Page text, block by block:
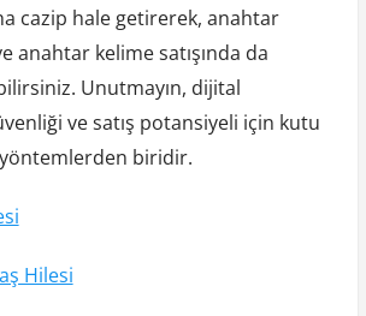
cazip hale getirerek, anahtar
anahtar kelime satışında da
Unutmayın, dijital
ve satış potansiyeli için kutu
biridir.
Hilesi